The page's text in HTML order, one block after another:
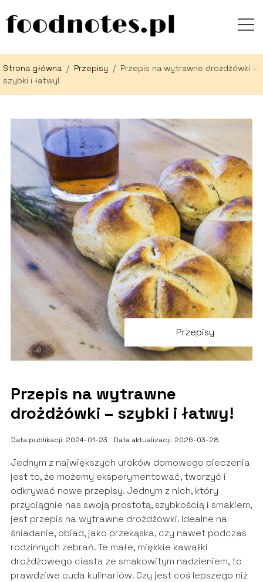
Strona główna / Przepisy / Przepis na wytrawne drożdżówki –
szybki i łatwy!
Przepisy
Przepis na wytrawne
drożdżówki – szybki i łatwy!
Data publikacji: 2024-01-23 Data aktualizacji: 2026-03-28
Jednym z największych uroków domowego pieczenia
jest to, że możemy eksperymentować, tworzyć i
odkrywać nowe przepisy. Jednym z nich, który
przyciągnie nas swoją prostotą, szybkością i smakiem,
jest przepis na wytrawne drożdżówki. Idealne na
śniadanie, obiad, jako przekąska, czy nawet podczas
rodzinnych zebrań. Te małe, miękkie kawałki
drożdżowego ciasta ze smakowitym nadzieniem, to
prawdziwe cuda kulinariów. Czy jest coś lepszego niż